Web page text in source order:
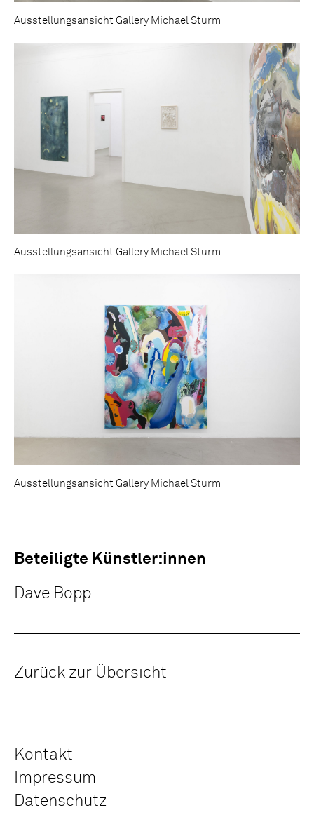
Ausstellungsansicht Gallery Michael Sturm
Ausstellungsansicht Gallery Michael Sturm
Ausstellungsansicht Gallery Michael Sturm
Beteiligte Künstler:innen
Dave Bopp
Zurück zur Übersicht
Kontakt
Impressum
Datenschutz